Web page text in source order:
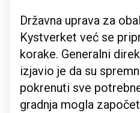
Državna uprava za
Kystverket već se
korake. Generalni
izjavio je da su
pokrenuti sve
gradnja mogla